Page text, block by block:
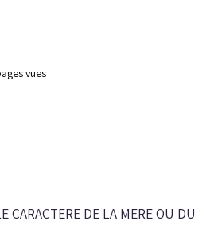
vues
CARACTERE DE LA MERE OU DU